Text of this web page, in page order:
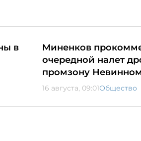
в
Миненков
очередной налет
промзону
16 августа, 09:01Общество